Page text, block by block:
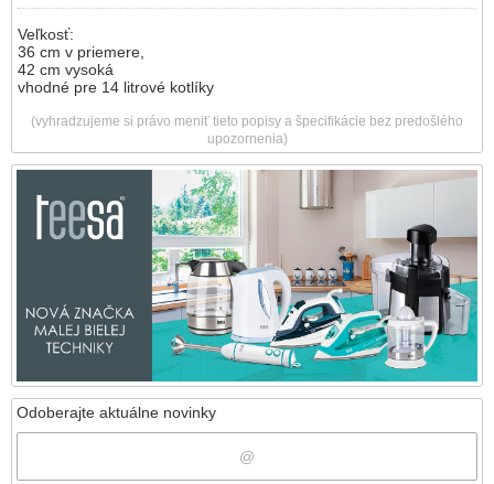
Odoberajte aktuálne novinky
Veľkosť:
36 cm v priemere,
42 cm vysoká
vhodné pre 14 litrové kotlíky
(vyhradzujeme si právo meniť tieto popisy a špecifikácie bez predošlého
upozornenia)